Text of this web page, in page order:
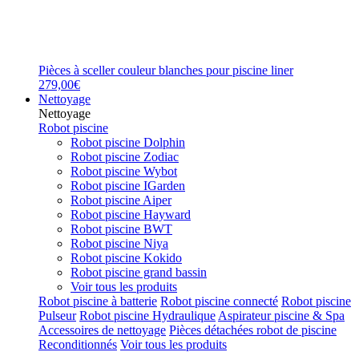
Pièces à sceller couleur blanches pour piscine liner
279,00€
Nettoyage
Nettoyage
Robot piscine
Robot piscine Dolphin
Robot piscine Zodiac
Robot piscine Wybot
Robot piscine IGarden
Robot piscine Aiper
Robot piscine Hayward
Robot piscine BWT
Robot piscine Niya
Robot piscine Kokido
Robot piscine grand bassin
Voir tous les produits
Robot piscine à batterie Robot piscine connecté Robot piscine
Pulseur Robot piscine Hydraulique Aspirateur piscine & Spa
Accessoires de nettoyage Pièces détachées robot de piscine
Reconditionnés Voir tous les produits